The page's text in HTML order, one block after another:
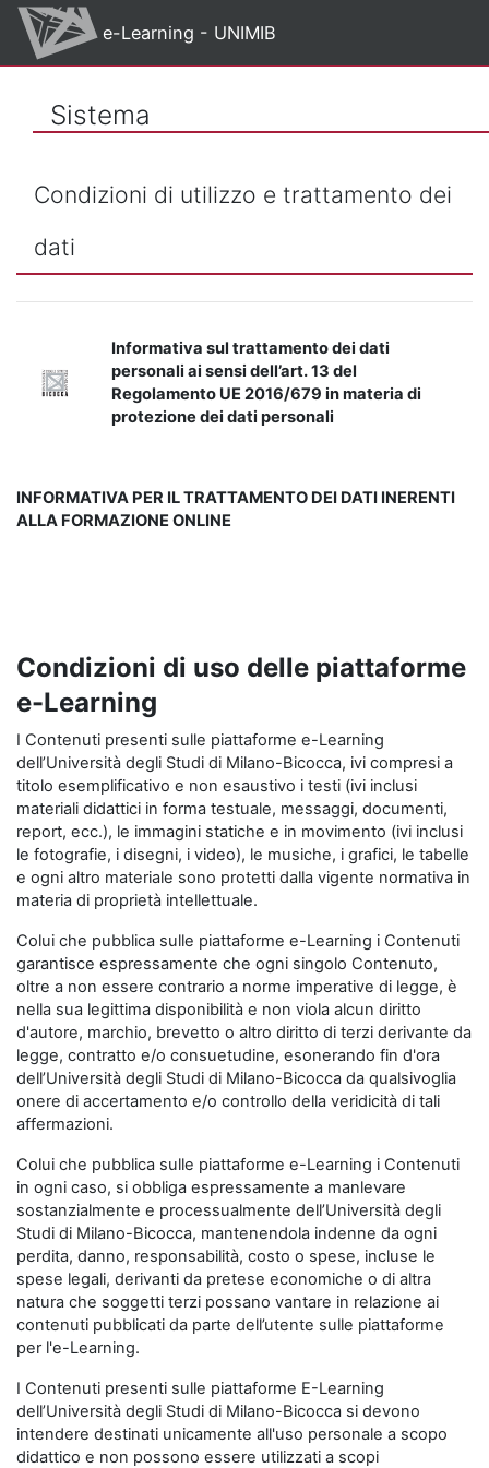
Vai al contenuto principale
e-Learning - UNIMIB
Sistema
Condizioni di utilizzo e trattamento dei
dati
Informativa sul trattamento dei dati
personali ai sensi dell’art. 13 del
Regolamento UE 2016/679 in materia di
protezione dei dati personali
INFORMATIVA PER IL TRATTAMENTO DEI DATI INERENTI
ALLA FORMAZIONE ONLINE
Condizioni di uso delle piattaforme
e-Learning
I Contenuti presenti sulle piattaforme e-Learning
dell’Università degli Studi di Milano-Bicocca, ivi compresi a
titolo esemplificativo e non esaustivo i testi (ivi inclusi
materiali didattici in forma testuale, messaggi, documenti,
report, ecc.), le immagini statiche e in movimento (ivi inclusi
le fotografie, i disegni, i video), le musiche, i grafici, le tabelle
e ogni altro materiale sono protetti dalla vigente normativa in
materia di proprietà intellettuale.
Colui che pubblica sulle piattaforme e-Learning i Contenuti
garantisce espressamente che ogni singolo Contenuto,
oltre a non essere contrario a norme imperative di legge, è
nella sua legittima disponibilità e non viola alcun diritto
d'autore, marchio, brevetto o altro diritto di terzi derivante da
legge, contratto e/o consuetudine, esonerando fin d'ora
dell’Università degli Studi di Milano-Bicocca da qualsivoglia
onere di accertamento e/o controllo della veridicità di tali
affermazioni.
Colui che pubblica sulle piattaforme e-Learning i Contenuti
in ogni caso, si obbliga espressamente a manlevare
sostanzialmente e processualmente dell’Università degli
Studi di Milano-Bicocca, mantenendola indenne da ogni
perdita, danno, responsabilità, costo o spese, incluse le
spese legali, derivanti da pretese economiche o di altra
natura che soggetti terzi possano vantare in relazione ai
contenuti pubblicati da parte dell’utente sulle piattaforme
per l'e-Learning.
I Contenuti presenti sulle piattaforme E-Learning
dell’Università degli Studi di Milano-Bicocca si devono
intendere destinati unicamente all'uso personale a scopo
didattico e non possono essere utilizzati a scopi